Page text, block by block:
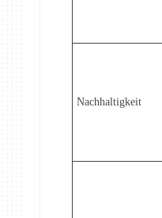
Nachhaltigkeit